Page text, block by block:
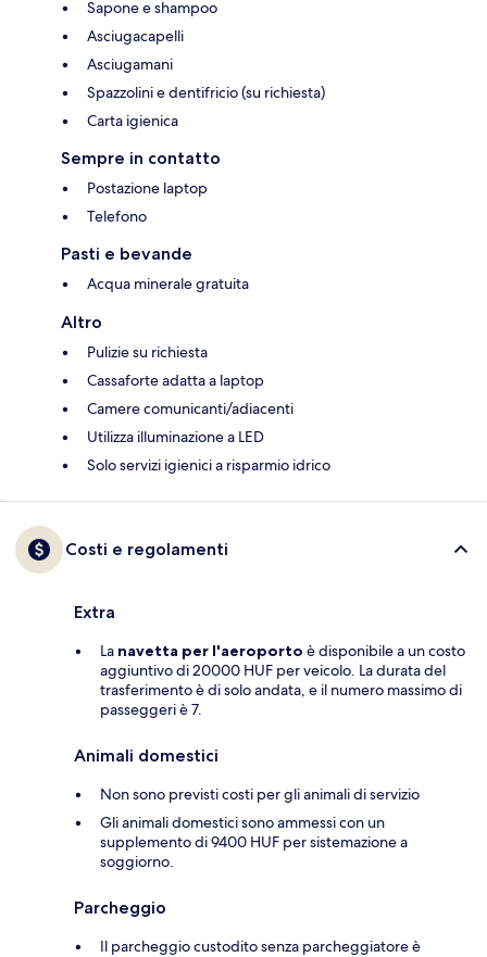
Sapone e shampoo
Asciugacapelli
Asciugamani
Spazzolini e dentifricio (su richiesta)
Carta igienica
Sempre in contatto
Postazione laptop
Telefono
Pasti e bevande
Acqua minerale gratuita
Altro
Pulizie su richiesta
Cassaforte adatta a laptop
Camere comunicanti/adiacenti
Utilizza illuminazione a LED
Solo servizi igienici a risparmio idrico
Costi e regolamenti
Extra
La navetta per l'aeroporto è disponibile a un costo
aggiuntivo di 20000 HUF per veicolo. La durata del
trasferimento è di solo andata, e il numero massimo di
passeggeri è 7.
Animali domestici
Non sono previsti costi per gli animali di servizio
Gli animali domestici sono ammessi con un
supplemento di 9400 HUF per sistemazione a
soggiorno.
Parcheggio
Il parcheggio custodito senza parcheggiatore è